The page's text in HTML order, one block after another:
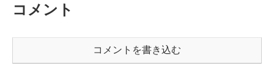
コメント
コメントを書き込む